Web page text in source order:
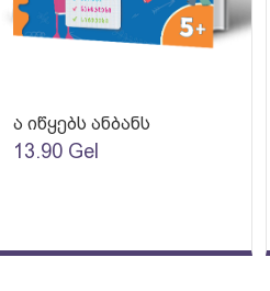
ა იწყებს ანბანს
13.90 Gel